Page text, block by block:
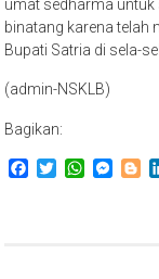
umat sedharma untuk
binatang karena telah
Bupati Satria di sela-
(admin-NSKLB)
Bagikan:
Facebook
Twitter